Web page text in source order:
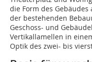
die Form des
der bestehenden
Geschoss- und
Vertikallamellen in
Optik des zwei- bis